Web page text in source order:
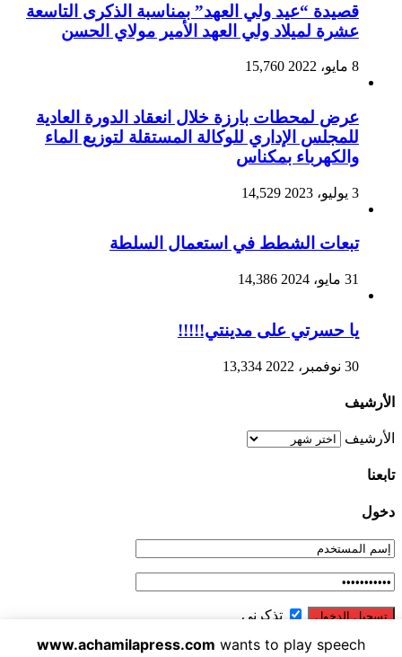
قصيدة “عيد ولي العهد” بمناسبة الذكرى التاسعة
عشرة لميلاد ولي العهد الأمير مولاي الحسن
8 مايو، 2022 15,760
عرض لمحطات بارزة خلال انعقاد الدورة العادية
للمجلس الإداري للوكالة المستقلة لتوزيع الماء
والكهرباء بمكناس
3 يوليو، 2023 14,529
تبعات الشطط في استعمال السلطة
31 مايو، 2024 14,386
يا حسرتي على مدينتي!!!!!
30 نوفمبر، 2022 13,334
الأرشيف
الأرشيف
تابعنا
دخول
تذكرني
نسيت كلمة المرور ؟ www.achamilapress.com wants to play speech